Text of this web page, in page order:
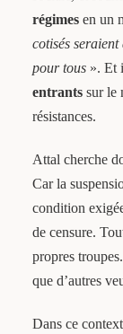
régimesen un
cotisés
pour tous». Et
entrantssur le
résistances.
Attal cherche
Car la
condition
de censure.
propres
que d’autres
Dans ce